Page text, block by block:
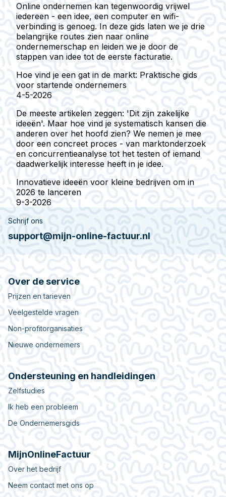
Online ondernemen kan tegenwoordig vrijwel
iedereen - een idee, een computer en wifi-
verbinding is genoeg. In deze gids laten we je drie
belangrijke routes zien naar online
ondernemerschap en leiden we je door de
stappen van idee tot de eerste facturatie.
Hoe vind je een gat in de markt: Praktische gids
voor startende ondernemers
4-5-2026
De meeste artikelen zeggen: 'Dit zijn zakelijke
ideeën'. Maar hoe vind je systematisch kansen die
anderen over het hoofd zien? We nemen je mee
door een concreet proces - van marktonderzoek
en concurrentieanalyse tot het testen of iemand
daadwerkelijk interesse heeft in je idee.
Innovatieve ideeën voor kleine bedrijven om in
2026 te lanceren
9-3-2026
Schrijf ons
support@mijn-online-factuur.nl
Over de service
Prijzen en tarieven
Veelgestelde vragen
Non-profitorganisaties
Nieuwe ondernemers
Ondersteuning en handleidingen
Zelfstudies
Ik heb een probleem
De Ondernemersgids
MijnOnlineFactuur
Over het bedrijf
Neem contact met ons op